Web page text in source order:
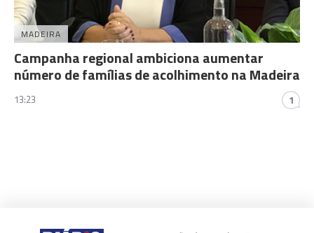
MADEIRA
Campanha regional ambiciona aumentar
número de famílias de acolhimento na Madeira
13:23 1